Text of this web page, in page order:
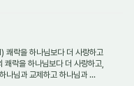
쾌락을 하나님보다 더 사랑하고
쾌락을 하나님보다 더 사랑하고,
나님과 교제하고 하나님과 ...